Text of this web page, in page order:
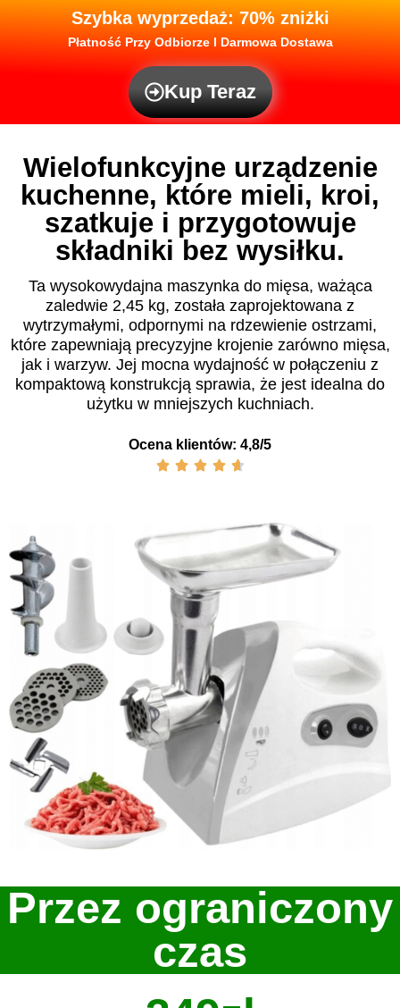
Szybka wyprzedaż: 70% zniżki
Płatność Przy Odbiorze I Darmowa Dostawa
Kup Teraz
Wielofunkcyjne urządzenie
kuchenne, które mieli, kroi,
szatkuje i przygotowuje
składniki bez wysiłku.
Ta wysokowydajna maszynka do mięsa, ważąca
zaledwie 2,45 kg, została zaprojektowana z
wytrzymałymi, odpornymi na rdzewienie ostrzami,
które zapewniają precyzyjne krojenie zarówno mięsa,
jak i warzyw. Jej mocna wydajność w połączeniu z
kompaktową konstrukcją sprawia, że jest idealna do
użytku w mniejszych kuchniach.
Ocena klientów: 4,8/5
Przez ograniczony
czas